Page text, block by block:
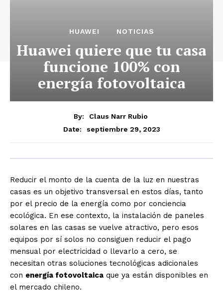
HUAWEI NOTICIAS
Huawei quiere que tu casa
funcione 100% con
energía fotovoltaica
By:
Claus Narr Rubio
Date:
septiembre 29, 2023
Reducir el monto de la cuenta de la luz en nuestras
casas es un objetivo transversal en estos días, tanto
por el precio de la energía como por conciencia
ecológica. En ese contexto, la instalación de paneles
solares en las casas se vuelve atractivo, pero esos
equipos por sí solos no consiguen reducir el pago
mensual por electricidad o llevarlo a cero, se
necesitan otras soluciones tecnológicas adicionales
con energía fotovoltaica que ya están disponibles en
el mercado chileno.